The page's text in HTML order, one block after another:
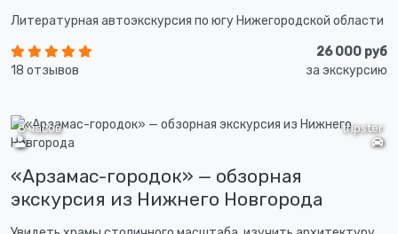
Литературная автоэкскурсия по югу Нижегородской области
18 отзывов
26 000 руб
за экскурсию
tripster
8 часов
«Арзамас-городок» — обзорная
экскурсия из Нижнего Новгорода